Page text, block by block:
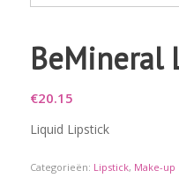
BeMineral
€20.15
Liquid Lipstick
Categorieën: Lipstick, Make-up